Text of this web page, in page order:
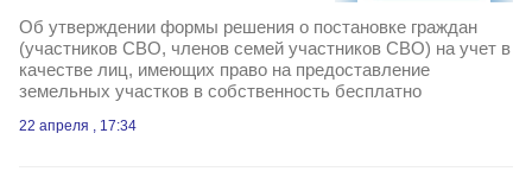
Об утверждении формы решения о постановке граждан
(участников СВО, членов семей участников СВО) на учет в
качестве лиц, имеющих право на предоставление
земельных участков в собственность бесплатно
22 апреля , 17:34